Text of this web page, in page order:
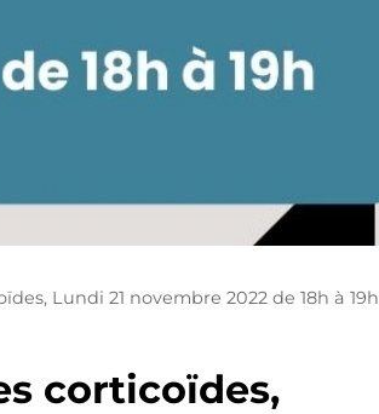
Lundi 21 novembre 2022 de 18h à 19h
corticoïdes,